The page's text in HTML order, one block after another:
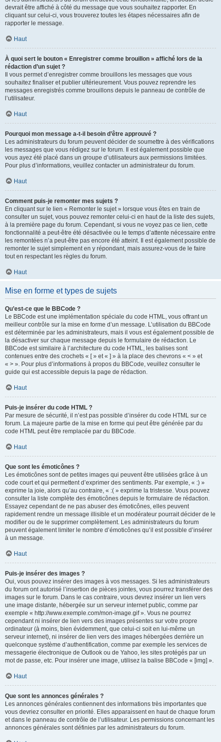
devrait être affiché à côté du message que vous souhaitez rapporter. En
cliquant sur celui-ci, vous trouverez toutes les étapes nécessaires afin de
rapporter le message.
Haut
À quoi sert le bouton « Enregistrer comme brouillon » affiché lors de la
rédaction d’un sujet ?
Il vous permet d’enregistrer comme brouillons les messages que vous
souhaitez finaliser et publier ultérieurement. Vous pouvez reprendre les
messages enregistrés comme brouillons depuis le panneau de contrôle de
l’utilisateur.
Haut
Pourquoi mon message a-t-il besoin d’être approuvé ?
Les administrateurs du forum peuvent décider de soumettre à des vérifications
les messages que vous rédigez sur le forum. Il est également possible que
vous ayez été placé dans un groupe d’utilisateurs aux permissions limitées.
Pour plus d’informations, veuillez contacter un administrateur du forum.
Haut
Comment puis-je remonter mes sujets ?
En cliquant sur le lien « Remonter le sujet » lorsque vous êtes en train de
consulter un sujet, vous pouvez remonter celui-ci en haut de la liste des sujets,
à la première page du forum. Cependant, si vous ne voyez pas ce lien, cette
fonctionnalité a peut-être été désactivée ou le temps d’attente nécessaire entre
les remontées n’a peut-être pas encore été atteint. Il est également possible de
remonter le sujet simplement en y répondant, mais assurez-vous de le faire
tout en respectant les règles du forum.
Haut
Mise en forme et types de sujets
Qu’est-ce que le BBCode ?
Le BBCode est une implémentation spéciale du code HTML, vous offrant un
meilleur contrôle sur la mise en forme d’un message. L’utilisation du BBCode
est déterminée par les administrateurs, mais il vous est également possible de
la désactiver sur chaque message depuis le formulaire de rédaction. Le
BBCode est similaire à l’architecture du code HTML, les balises sont
contenues entre des crochets « [ » et « ] » à la place des chevrons « < » et
« > ». Pour plus d’informations à propos du BBCode, veuillez consulter le
guide qui est accessible depuis la page de rédaction.
Haut
Puis-je insérer du code HTML ?
Par mesure de sécurité, il n’est pas possible d’insérer du code HTML sur ce
forum. La majeure partie de la mise en forme qui peut être générée par du
code HTML peut être remplacée par du BBCode.
Haut
Que sont les émoticônes ?
Les émoticônes sont de petites images qui peuvent être utilisées grâce à un
code court et qui permettent d’exprimer des sentiments. Par exemple, « :) »
exprime la joie, alors qu’au contraire, « :( » exprime la tristesse. Vous pouvez
consulter la liste complète des émoticônes depuis le formulaire de rédaction.
Essayez cependant de ne pas abuser des émoticônes, elles peuvent
rapidement rendre un message illisible et un modérateur pourrait décider de le
modifier ou de le supprimer complètement. Les administrateurs du forum
peuvent également limiter le nombre d’émoticônes qu’il est possible d’insérer
à un message.
Haut
Puis-je insérer des images ?
Oui, vous pouvez insérer des images à vos messages. Si les administrateurs
du forum ont autorisé l’insertion de pièces jointes, vous pourrez transférer des
images sur le forum. Dans le cas contraire, vous devrez insérer un lien vers
une image distante, hébergée sur un serveur internet public, comme par
exemple « http://www.exemple.com/mon-image.gif ». Vous ne pourrez
cependant ni insérer de lien vers des images présentes sur votre propre
ordinateur (à moins, bien évidemment, que celui-ci soit en lui-même un
serveur internet), ni insérer de lien vers des images hébergées derrière un
quelconque système d’authentification, comme par exemple les services de
messagerie électronique de Outlook ou de Yahoo, les sites protégés par un
mot de passe, etc. Pour insérer une image, utilisez la balise BBCode « [img] ».
Haut
Que sont les annonces générales ?
Les annonces générales contiennent des informations très importantes que
vous devriez consulter en priorité. Elles apparaissent en haut de chaque forum
et dans le panneau de contrôle de l’utilisateur. Les permissions concernant les
annonces générales sont définies par les administrateurs du forum.